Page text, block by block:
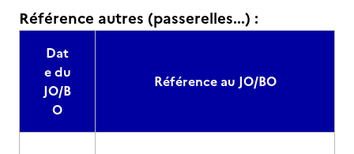
Référence autres (passerelles...) :
Dat
e du
JO/B
O
Référence au JO/BO